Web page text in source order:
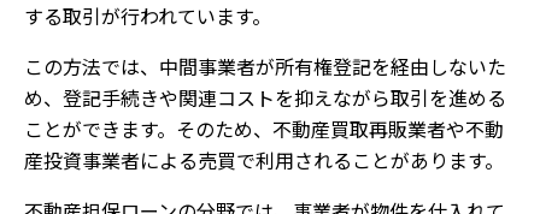
する取引が行われています。
この方法では、中間事業者が所有権登記を経由しないた
め、登記手続きや関連コストを抑えながら取引を進める
ことができます。そのため、不動産買取再販業者や不動
産投資事業者による売買で利用されることがあります。